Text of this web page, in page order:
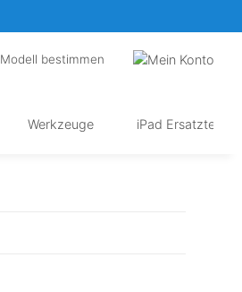
Modell bestimmen
Werkzeuge iPad Ersatzteile